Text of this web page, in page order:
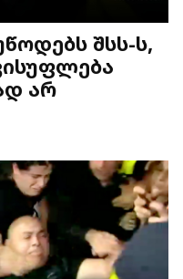
შსს-ს,
არ